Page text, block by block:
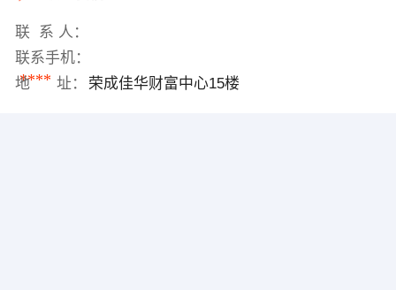
联 系 人：
联系手机：
****
地 址： 荣成佳华财富中心15楼